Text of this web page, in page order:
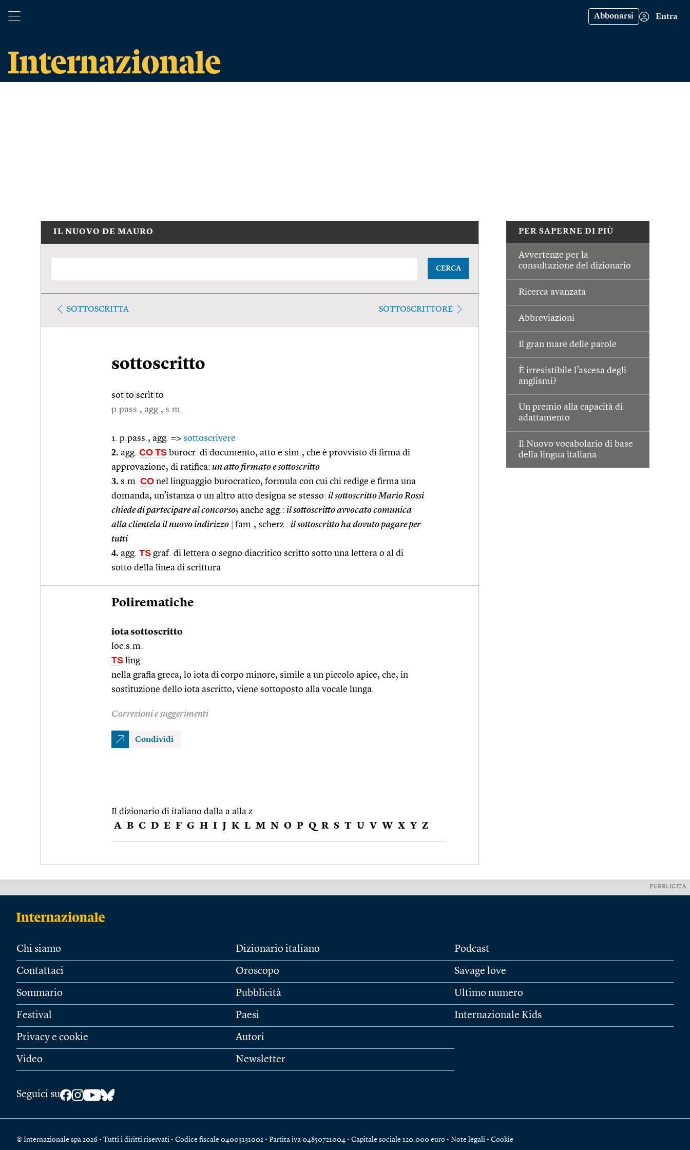
Abbonarsi Entra
PER SAPERNE DI PIÙ
Avvertenze per la
consultazione del dizionario
Ricerca avanzata
Abbreviazioni
Il gran mare delle parole
È irresistibile l’ascesa degli
anglismi?
Un premio alla capacità di
adattamento
Il Nuovo vocabolario di base
della lingua italiana
IL NUOVO DE MAURO
CERCA
SOTTOSCRITTA SOTTOSCRITTORE
sottoscritto
sot to scrìt to
p.pass., agg., s.m.
1. p.pass., agg. => sottoscrivere
2. agg. CO TS burocr. di documento, atto e sim., che è provvisto di firma di
approvazione, di ratifica: un atto firmato e sottoscritto
3. s.m. CO nel linguaggio burocratico, formula con cui chi redige e firma una
domanda, un’istanza o un altro atto designa se stesso: il sottoscritto Mario Rossi
chiede di partecipare al concorso; anche agg.: il sottoscritto avvocato comunica
alla clientela il nuovo indirizzo
fam., scherz.: il sottoscritto ha dovuto pagare per
tutti
4. agg. TS graf. di lettera o segno diacritico scritto sotto una lettera o al di
sotto della linea di scrittura
Polirematiche
iota sottoscritto
loc.s.m.
TS ling.
nella grafia greca, lo iota di corpo minore, simile a un piccolo apice, che, in
sostituzione dello iota ascritto, viene sottoposto alla vocale lunga.
Correzioni e suggerimenti
Condividi
Il dizionario di italiano dalla a alla z
A B C D E F G H I J K L M N O P Q R S T U V W X Y Z
PUBBLICITÀ
Chi siamo
Contattaci
Sommario
Festival
Privacy e cookie
Video
Dizionario italiano
Oroscopo
Pubblicità
Paesi
Autori
Newsletter
Podcast
Savage love
Ultimo numero
Internazionale Kids
Seguici su
© Internazionale spa 2026 • Tutti i diritti riservati • Codice fiscale 04003131002 • Partita iva 04850721004 • Capitale sociale 120.000 euro • Note legali • Cookie